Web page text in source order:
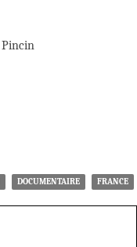
Pincin
DOCUMENTAIRE FRANCE